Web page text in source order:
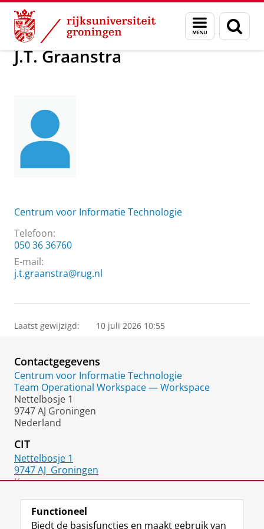
Skip
Content
Skip
Navigation
Menu
en
zoeken
Over ons J.T. Graanstra
J.T. Graanstra
Centrum voor Informatie Technologie
Telefoon:
050 36 36760
E-mail:
j.t.graanstra@rug.nl
Laatst gewijzigd: 10 juli 2026 10:55
Contactgegevens
Centrum voor Informatie Technologie
Team Operational Workspace — Workspace
Nettelbosje 1
9747 AJ Groningen
Nederland
CIT
Nettelbosje 1
9747 AJ Groningen
Kamer:
Functioneel
Biedt de basisfuncties en maakt gebruik van